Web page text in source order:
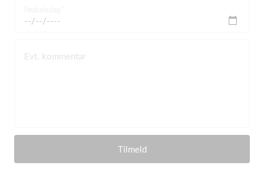
Evt. kommentar
Tilmeld